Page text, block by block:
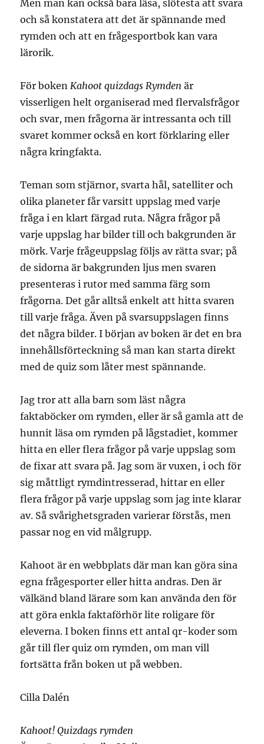
Men man kan också bara läsa, slötesta att svara
och så konstatera att det är spännande med
rymden och att en frågesportbok kan vara
lärorik.
För bokenKahoot quizdags Rymden är
visserligen helt organiserad med flervalsfrågor
och svar, men frågorna är intressanta och till
svaret kommer också en kort förklaring eller
några kringfakta.
Teman som stjärnor, svarta hål, satelliter och
olika planeter får varsitt uppslag med varje
fråga i en klart färgad ruta. Några frågor på
varje uppslag har bilder till och bakgrunden är
mörk. Varje frågeuppslag följs av rätta svar; på
de sidorna är bakgrunden ljus men svaren
presenteras i rutor med samma färg som
frågorna. Det går alltså enkelt att hitta svaren
till varje fråga. Även på svarsuppslagen finns
det några bilder. I början av boken är det en bra
innehållsförteckning så man kan starta direkt
med de quiz som låter mest spännande.
Jag tror att alla barn som läst några
faktaböcker om rymden, eller är så gamla att de
hunnit läsa om rymden på lågstadiet, kommer
hitta en eller flera frågor på varje uppslag som
de fixar att svara på. Jag som är vuxen, i och för
sig måttligt rymdintresserad, hittar en eller
flera frågor på varje uppslag som jag inte klarar
av. Så svårighetsgraden varierar förstås, men
passar nog en vid målgrupp.
Kahoot är en webbplats där man kan göra sina
egna frågesporter eller hitta andras. Den är
välkänd bland lärare som kan använda den för
att göra enkla faktaförhör lite roligare för
eleverna. I boken finns ett antal qr-koder som
går till fler quiz om rymden, om man vill
fortsätta från boken ut på webben.
Cilla Dalén
Kahoot! Quizdags rymden